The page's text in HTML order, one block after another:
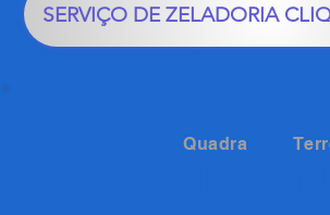
SERVIÇO DE ZELADORIA
Quadra